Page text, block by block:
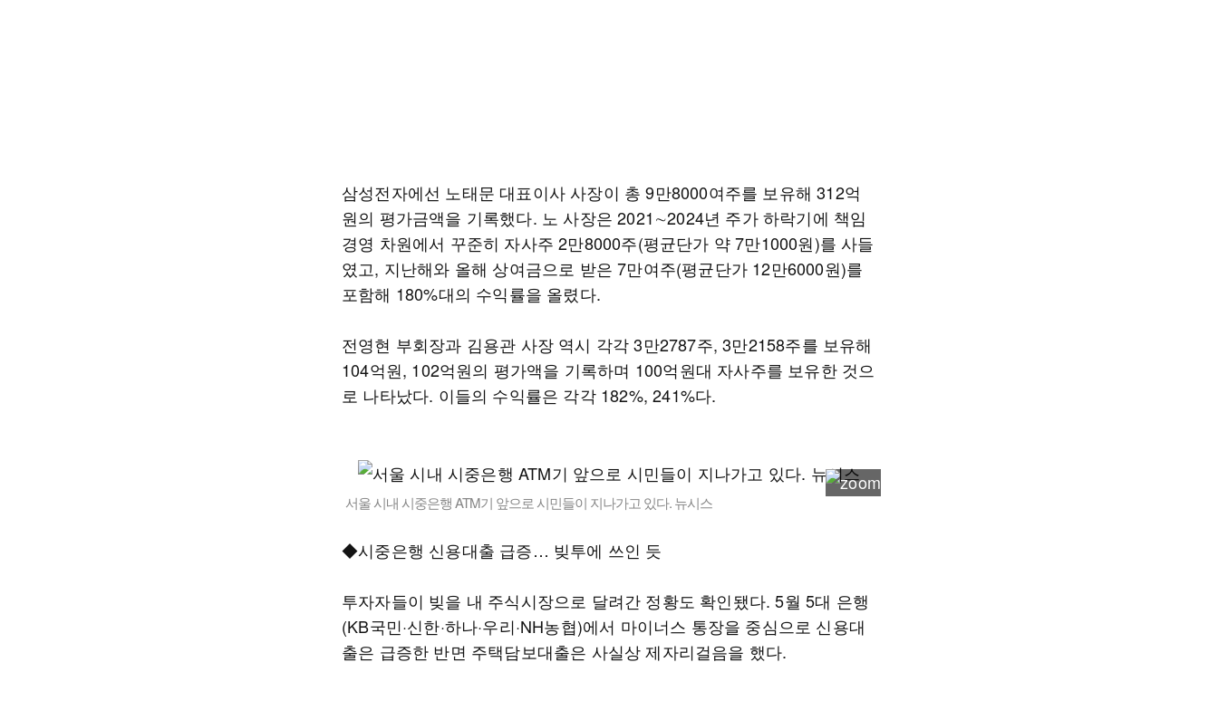
삼성전자에선 노태문 대표이사 사장이 총 9만8000여주를 보유해 312억
원의 평가금액을 기록했다. 노 사장은 2021∼2024년 주가 하락기에 책임
경영 차원에서 꾸준히 자사주 2만8000주(평균단가 약 7만1000원)를 사들
였고, 지난해와 올해 상여금으로 받은 7만여주(평균단가 12만6000원)를
포함해 180%대의 수익률을 올렸다.
전영현 부회장과 김용관 사장 역시 각각 3만2787주, 3만2158주를 보유해
104억원, 102억원의 평가액을 기록하며 100억원대 자사주를 보유한 것으
로 나타났다. 이들의 수익률은 각각 182%, 241%다.
서울 시내 시중은행 ATM기 앞으로 시민들이 지나가고 있다. 뉴시스
◆시중은행 신용대출 급증… 빚투에 쓰인 듯
투자자들이 빚을 내 주식시장으로 달려간 정황도 확인됐다. 5월 5대 은행
(KB국민·신한·하나·우리·NH농협)에서 마이너스 통장을 중심으로 신용대
출은 급증한 반면 주택담보대출은 사실상 제자리걸음을 했다.